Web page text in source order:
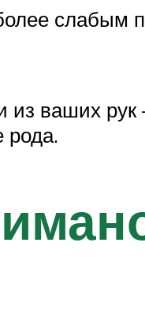
слабым
из ваших
рода.